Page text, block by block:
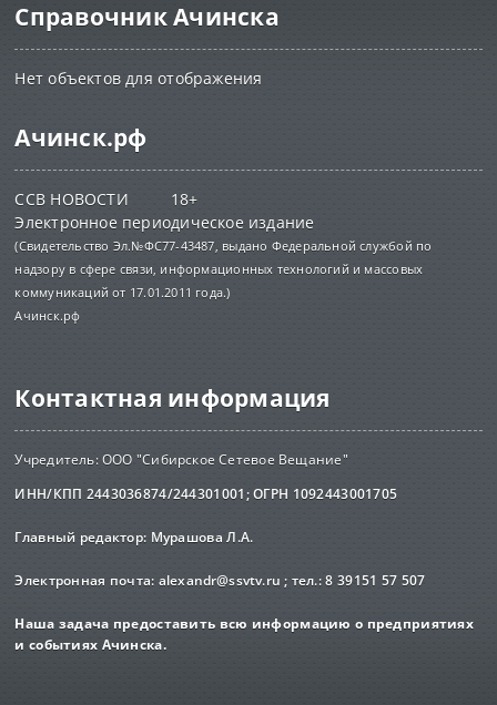
Справочник Ачинска
Нет объектов для отображения
Ачинск.рф
ССВ НОВОСТИ 18+
Электронное периодическое издание
(Свидетельство Эл.№ФС77-43487, выдано Федеральной службой по
надзору в сфере связи, информационных технологий и массовых
коммуникаций от 17.01.2011 года.)
Ачинск.рф
Контактная информация
Учредитель: ООО "Сибирское Сетевое Вещание"
ИНН/КПП 2443036874/244301001; ОГРН 1092443001705
Главный редактор: Мурашова Л.А.
Электронная почта: alexandr@ssvtv.ru; тел.: 8 39151 57 507
Наша задача предоставить всю информацию о предприятиях
и событиях Ачинска.